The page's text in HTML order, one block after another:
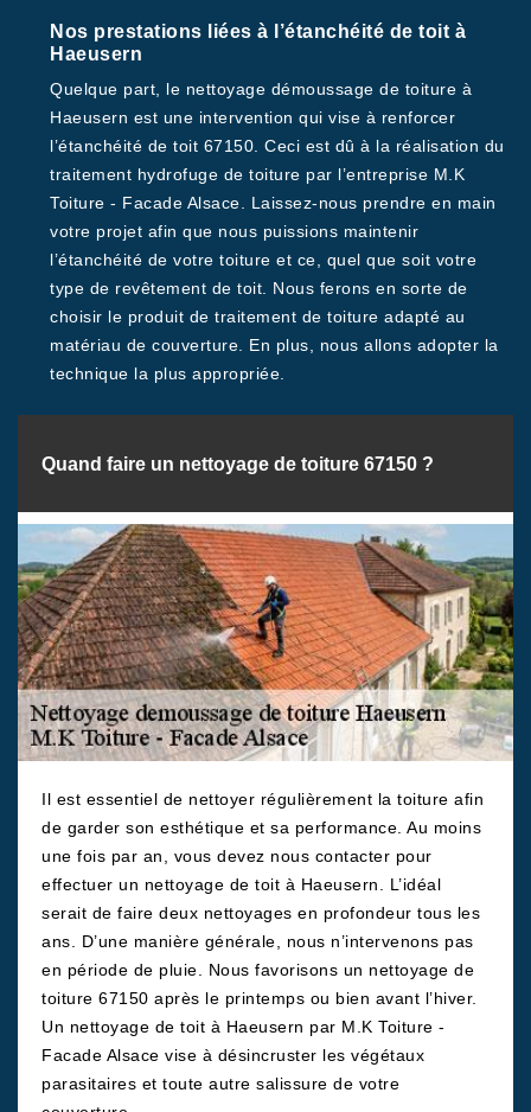
Nos prestations liées à l’étanchéité de toit à
Haeusern
Quelque part, le nettoyage démoussage de toiture à
Haeusern est une intervention qui vise à renforcer
l’étanchéité de toit 67150. Ceci est dû à la réalisation du
traitement hydrofuge de toiture par l’entreprise M.K
Toiture - Facade Alsace. Laissez-nous prendre en main
votre projet afin que nous puissions maintenir
l’étanchéité de votre toiture et ce, quel que soit votre
type de revêtement de toit. Nous ferons en sorte de
choisir le produit de traitement de toiture adapté au
matériau de couverture. En plus, nous allons adopter la
technique la plus appropriée.
Quand faire un nettoyage de toiture 67150 ?
Il est essentiel de nettoyer régulièrement la toiture afin
de garder son esthétique et sa performance. Au moins
une fois par an, vous devez nous contacter pour
effectuer un nettoyage de toit à Haeusern. L’idéal
serait de faire deux nettoyages en profondeur tous les
ans. D’une manière générale, nous n’intervenons pas
en période de pluie. Nous favorisons un nettoyage de
toiture 67150 après le printemps ou bien avant l’hiver.
Un nettoyage de toit à Haeusern par M.K Toiture -
Facade Alsace vise à désincruster les végétaux
parasitaires et toute autre salissure de votre